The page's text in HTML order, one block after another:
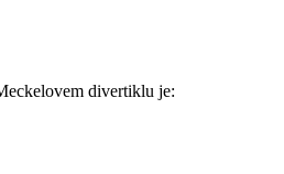
divertiklu je: